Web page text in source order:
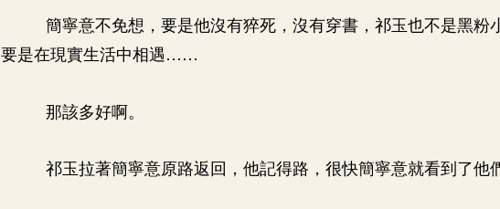
簡寧意不免想，要是他沒有猝死，沒有穿書，祁玉也不是黑粉
要是在現實生活中相遇……
那該多好啊。
祁玉拉著簡寧意原路返回，他記得路，很快簡寧意就看到了他